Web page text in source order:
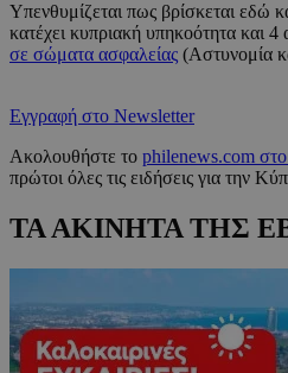
Υπενθυμίζεται πως βρίσκεται εδώ
κατέχει κυπριακή υπηκοότητα και 4
σε σώματα ασφαλείας (Αστυνομία
Εγγραφή στο Newsletter
Ακολουθήστε το philenews.com
πρώτοι όλες τις ειδήσεις για την
ΤΑ ΑΚΙΝΗΤΑ ΤΗΣ